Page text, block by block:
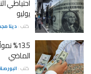
يوليو
كتب : دينا
الماضي
كتب :